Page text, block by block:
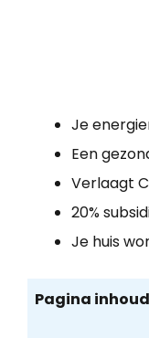
Je
Een
Verlaagt
20%
Je huis
Pagina inhoud